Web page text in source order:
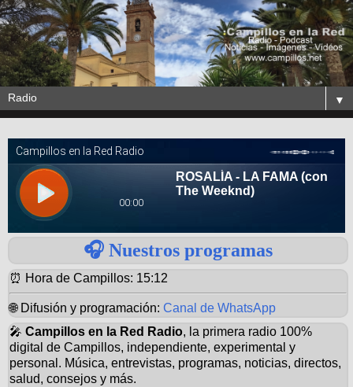
▼
🎧 Nuestros programas
⏰ Hora de Campillos: 15:12
🌐 Difusión y programación: Canal de WhatsApp
🎤 Campillos en la Red Radio, la primera radio 100%
digital de Campillos, independiente, experimental y
personal. Música, entrevistas, programas, noticias, directos,
salud, consejos y más.